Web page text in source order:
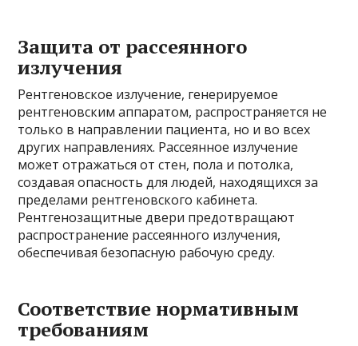
Защита от рассеянного
излучения
Рентгеновское излучение, генерируемое
рентгеновским аппаратом, распространяется не
только в направлении пациента, но и во всех
других направлениях. Рассеянное излучение
может отражаться от стен, пола и потолка,
создавая опасность для людей, находящихся за
пределами рентгеновского кабинета.
Рентгенозащитные двери предотвращают
распространение рассеянного излучения,
обеспечивая безопасную рабочую среду.
Соответствие нормативным
требованиям